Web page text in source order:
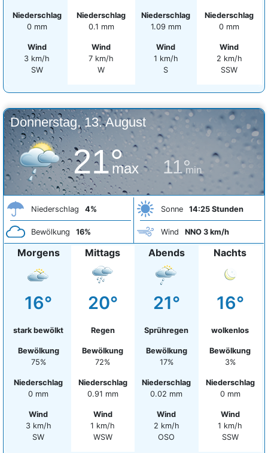
Niederschlag
0 mm
Wind
3 km/h
SW
Niederschlag
0.1 mm
Wind
7 km/h
W
Niederschlag
1.09 mm
Wind
1 km/h
S
Niederschlag
0 mm
Wind
2 km/h
SSW
Donnerstag, 13. August
21°
max 11°
min
Niederschlag 4%
Bewölkung 16%
Sonne 14:25 Stunden
Wind NNO 3 km/h
Morgens
16°
stark bewölkt
Bewölkung
75%
Niederschlag
0 mm
Wind
3 km/h
SW
Mittags
20°
Regen
Bewölkung
72%
Niederschlag
0.91 mm
Wind
1 km/h
WSW
Abends
21°
Sprühregen
Bewölkung
17%
Niederschlag
0.02 mm
Wind
2 km/h
OSO
Nachts
16°
wolkenlos
Bewölkung
3%
Niederschlag
0 mm
Wind
1 km/h
SSW